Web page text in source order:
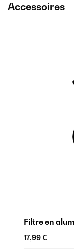
Accessoires
Filtre en
17,99 €